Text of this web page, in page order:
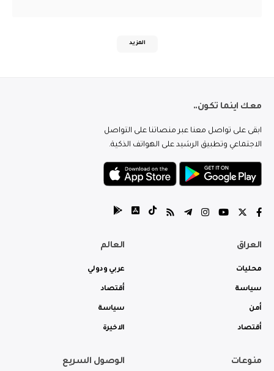
المزيد
معك اينما تكون..
ابقى على تواصل معنا عبر منصاتنا على التواصل
الاجتماعي وتطبيق الرشيد على الهواتف الذكية.
العراق
محليات
سياسة
أمن
أقتصاد
العالم
عربي ودولي
أقتصاد
سياسة
الاخيرة
منوعات الوصول السريع